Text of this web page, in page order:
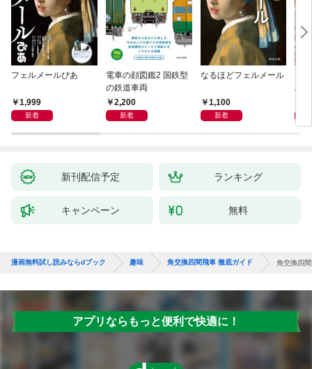
フェルメールぴあ
1,999
新着
電車の顔図鑑2 国鉄型
の鉄道車両
2,200
新着
なるほどフェルメール
1,100
新着
ハ
新刊配信予定 ランキング
キャンペーン 無料
漫画無料試し読みならdブック 趣味 角交換四間飛車 徹底ガイド 角交換四
アプリならもっと便利で快適に！